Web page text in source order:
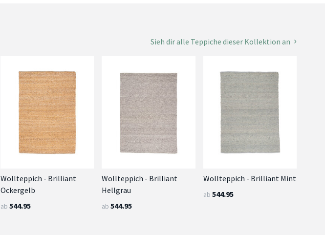
Sieh dir alle Teppiche dieser Kollektion an
Wollteppich - Brilliant
Ockergelb
ab 544.95
Wollteppich - Brilliant
Hellgrau
ab 544.95
Wollteppich - Brilliant Mint
ab 544.95